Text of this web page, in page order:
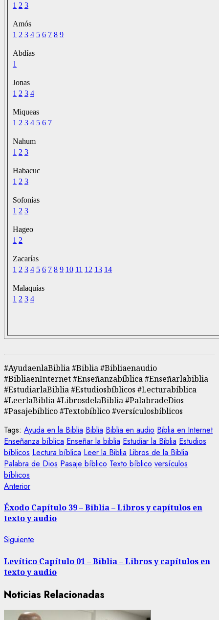
1 2 3
Amós
1 2 3 4 5 6 7 8 9
Abdías
1
Jonas
1 2 3 4
Miqueas
1 2 3 4 5 6 7
Nahum
1 2 3
Habacuc
1 2 3
Sofonías
1 2 3
Hageo
1 2
Zacarías
1 2 3 4 5 6 7 8 9 10 11 12 13 14
Malaquías
1 2 3 4
#AyudaenlaBiblia #Biblia #Bibliaenaudio
#BibliaenInternet #Enseñanzabíblica #Enseñarlabiblia
#EstudiarlaBiblia #Estudiosbíblicos #Lecturabíblica
#LeerlaBiblia #LibrosdelaBiblia #PalabradeDios
#Pasajebíblico #Textobíblico #versículosbíblicos
Tags: Ayuda en la Biblia Biblia Biblia en audio Biblia en Internet
Enseñanza bíblica Enseñar la biblia Estudiar la Biblia Estudios
bíblicos Lectura bíblica Leer la Biblia Libros de la Biblia
Palabra de Dios Pasaje bíblico Texto bíblico versículos
bíblicos
Navegación
de
entradas
AnteriorEntrada
Éxodo Capítulo 39 – Biblia – Libros y capítulos en
texto y audio
Siguiente
Levítico Capítulo 01 – Biblia – Libros y capítulos en
texto y audio
Noticias Relacionadas